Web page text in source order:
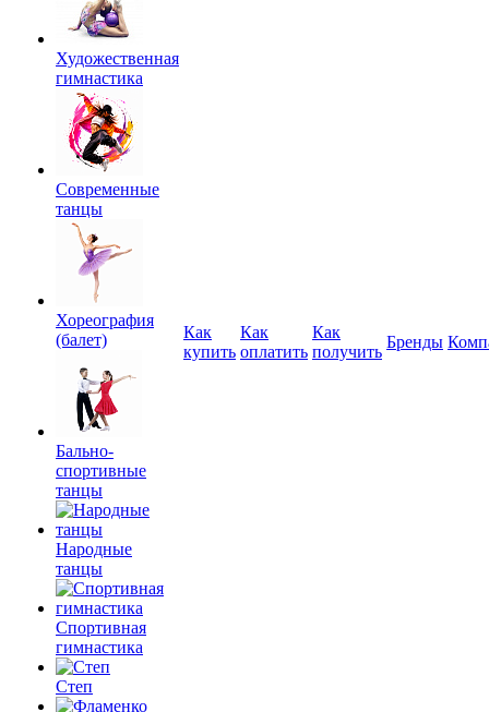
Художественная
гимнастика
Современные
танцы
Хореография
(балет)
Бально-
спортивные
танцы
Народные
танцы
Спортивная
гимнастика
Степ
Как
купить
Как
оплатить
Как
получить
Бренды